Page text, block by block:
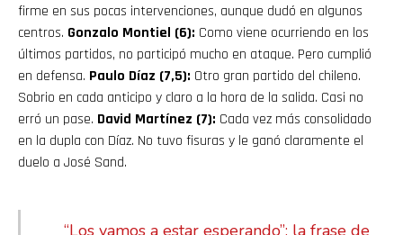
firme en sus pocas intervenciones, aunque dudó en algunos
centros. Gonzalo Montiel (6): Como viene ocurriendo en los
últimos partidos, no participó mucho en ataque. Pero cumplió
en defensa. Paulo Díaz (7,5): Otro gran partido del chileno.
Sobrio en cada anticipo y claro a la hora de la salida. Casi no
erró un pase. David Martínez (7): Cada vez más consolidado
en la dupla con Díaz. No tuvo fisuras y le ganó claramente el
duelo a José Sand.
“Los vamos a estar esperando”: la frase de